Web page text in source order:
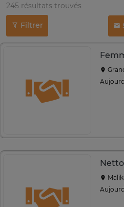
245 résultats trouvés
Filtrer